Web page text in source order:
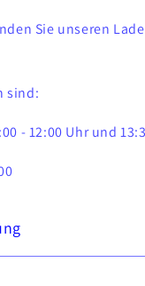
Sie unseren
sind:
- 12:00 Uhr und